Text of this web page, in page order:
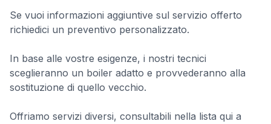
Se vuoi informazioni aggiuntive sul servizio offerto
richiedici un preventivo personalizzato.
In base alle vostre esigenze, i nostri tecnici
sceglieranno un boiler adatto e provvederanno alla
sostituzione di quello vecchio.
Offriamo servizi diversi, consultabili nella lista qui a